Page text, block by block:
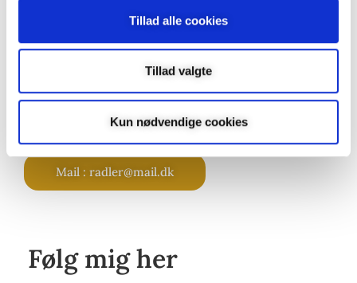
Tillad alle cookies
Tillad valgte
Kun nødvendige cookies
Dyrehavevej 54, st th
Tlf. +45 22470220
Mail : radler@mail.dk
Følg mig her